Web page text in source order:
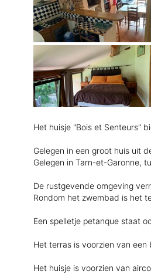
Het huisje "Bois et Senteurs"
Gelegen in een groot huis uit
Gelegen in Tarn-et-Garonne,
De rustgevende omgeving
Rondom het zwembad is het
Een spelletje petanque staat
Het terras is voorzien van een
Het huisje is voorzien van